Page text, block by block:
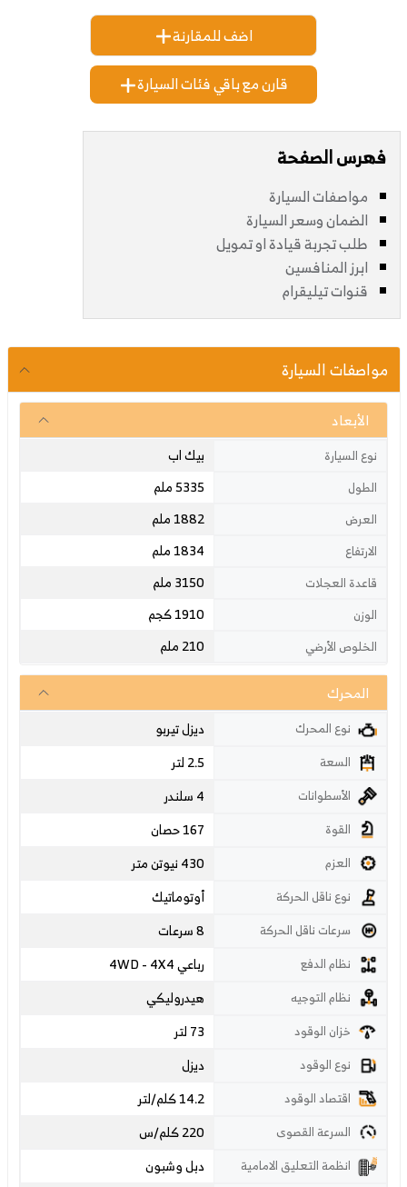
اضف للمقارنة
قارن مع باقي فئات السيارة
فهرس الصفحة
مواصفات السيارة
الضمان وسعر السيارة
طلب تجربة قيادة او تمويل
ابرز المنافسين
قنوات تيليقرام
مواصفات السيارة
الأبعاد
نوع السيارة بيك اب
الطول 5335 ملم
العرض 1882 ملم
الارتفاع 1834 ملم
قاعدة العجلات 3150 ملم
الوزن 1910 كجم
الخلوص الأرضي 210 ملم
المحرك
نوع المحرك ديزل تيربو
السعة 2.5 لتر
الأسطوانات 4 سلندر
القوة 167 حصان
العزم 430 نيوتن متر
نوع ناقل الحركة أوتوماتيك
سرعات ناقل الحركة 8 سرعات
نظام الدفع رباعي 4WD - 4X4
نظام التوجيه هيدروليكي
خزان الوقود 73 لتر
نوع الوقود ديزل
اقتصاد الوقود 14.2 كلم/لتر
السرعة القصوى 220كلم/س
انظمة التعليق الامامية دبل وشبون